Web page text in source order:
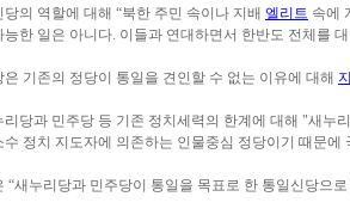
의 역할에 대해 “북한 주민 속이나 지배 엘리트 속에
능한 일은 아니다. 이들과 연대하면서 한반도 전체를
은 기존의 정당이 통일을 견인할 수 없는 이유에 대해
리당과 민주당 등 기존 정치세력의 한계에 대해 "새누
수 정치 지도자에 의존하는 인물중심 정당이기 때문에
“새누리당과 민주당이 통일을 목표로 한 통일신당으